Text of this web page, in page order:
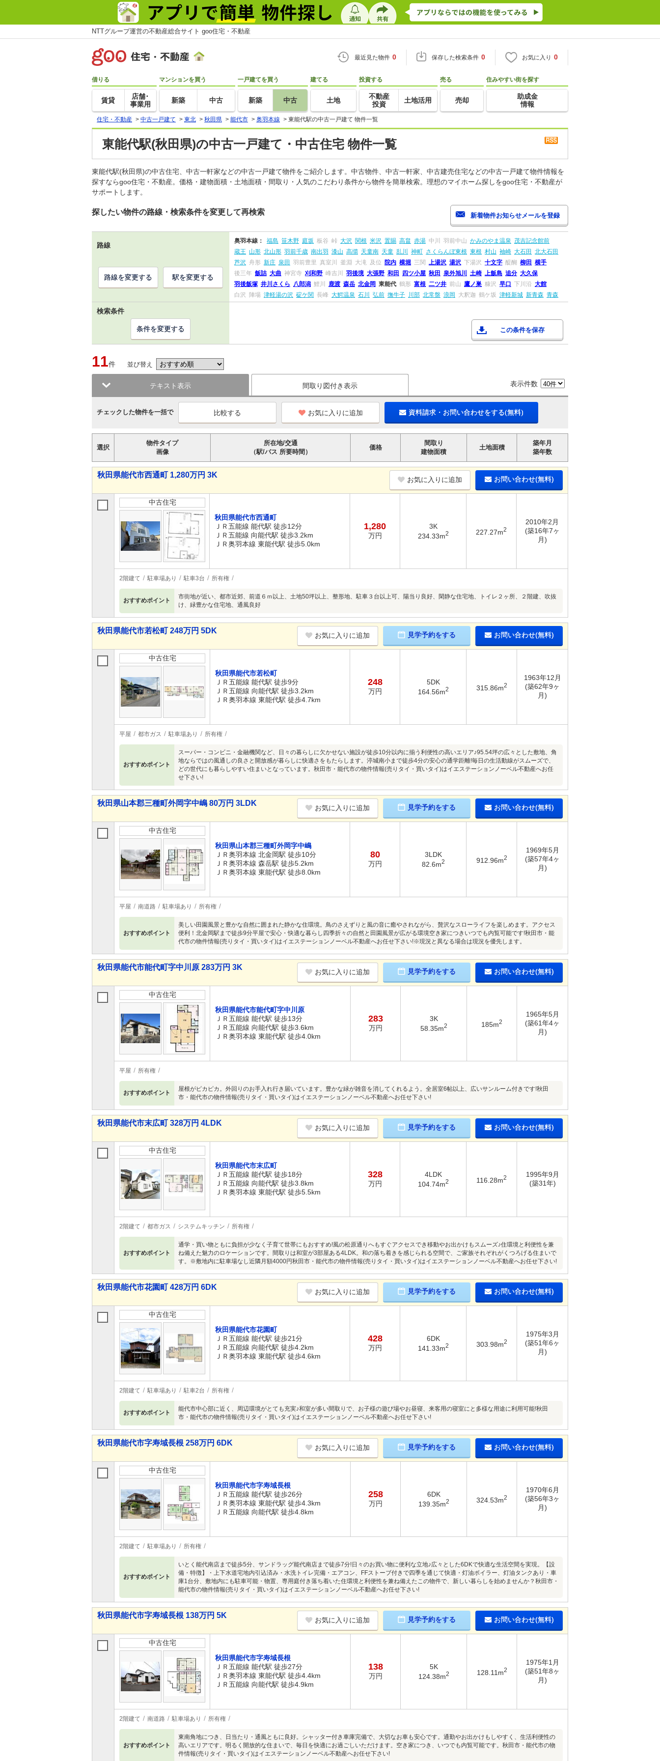
NTTグループ運営の不動産総合サイト goo住宅・不動産
最近見た物件 0 保存した検索条件 0 お気に入り 0
借りる
賃貸
店舗･
事業用
マンションを買う
新築 中古
一戸建てを買う
新築 中古
建てる
土地
投資する
不動産
投資
土地活用
売る
売却
住みやすい街を探す
助成金
情報
住宅・不動産 > 中古一戸建て > 東北 > 秋田県 > 能代市 > 奥羽本線 > 東能代駅の中古一戸建て 物件一覧
東能代駅(秋田県)の中古一戸建て・中古住宅 物件一覧
東能代駅(秋田県)の中古住宅、中古一軒家などの中古一戸建て物件をご紹介します。中古物件、中古一軒家、中古建売住宅などの中古一戸建て物件情報を
探すならgoo住宅・不動産。価格・建物面積・土地面積・間取り・人気のこだわり条件から物件を簡単検索。理想のマイホーム探しをgoo住宅・不動産が
サポートします。
探したい物件の路線・検索条件を変更して再検索
路線
奥羽本線： 福島 笹木野 庭坂 板谷 峠 大沢 関根 米沢 置賜 高畠 赤湯 中川 羽前中山 かみのやま温泉 茂吉記念館前
蔵王 山形 北山形 羽前千歳 南出羽 漆山 高擶 天童南 天童 乱川 神町 さくらんぼ東根 東根 村山 袖崎 大石田 北大石田
芦沢 舟形 新庄 泉田 羽前豊里 真室川 釜淵 大滝 及位 院内 横堀 三関 上湯沢 湯沢 下湯沢 十文字 醍醐 柳田 横手
後三年 飯詰 大曲 神宮寺 刈和野 峰吉川 羽後境 大張野 和田 四ツ小屋 秋田 泉外旭川 土崎 上飯島 追分 大久保
羽後飯塚 井川さくら 八郎潟 鯉川 鹿渡 森岳 北金岡 東能代 鶴形 富根 二ツ井 前山 鷹ノ巣 糠沢 早口 下川沿 大館
白沢
陣場 津軽湯の沢 碇ケ関 長峰 大鰐温泉 石川 弘前 撫牛子 川部 北常盤 浪岡 大釈迦 鶴ケ坂 津軽新城 新青森 青森
路線を変更する 駅を変更する
検索条件
この条件を保存
条件を変更する
11件 並び替え
テキスト表示 間取り図付き表示 表示件数
チェックした物件を一括で お気に入りに追加 資料請求・お問い合わせをする(無料)
選択
物件タイプ
画像
所在地/交通
（駅/バス 所要時間）
価格
間取り
建物面積
土地面積
築年月
築年数
秋田県能代市西通町 1,280万円 3K
お気に入りに追加 お問い合わせ(無料)
中古住宅
秋田県能代市西通町
ＪＲ五能線 能代駅 徒歩12分
ＪＲ五能線 向能代駅 徒歩3.2km
ＪＲ奥羽本線 東能代駅 徒歩5.0km
1,280
万円
3K
234.33m2 227.27m2
2010年2月
(築16年7ヶ
月)
2階建て 駐車場あり 駐車3台 所有権
おすすめポイント
市街地が近い、都市近郊、前道６ｍ以上、土地50坪以上、整形地、駐車３台以上可、陽当り良好、閑静な住宅地、トイレ２ヶ所、２階建、吹抜
け、緑豊かな住宅地、通風良好
秋田県能代市若松町 248万円 5DK
お気に入りに追加 見学予約をする お問い合わせ(無料)
中古住宅
秋田県能代市若松町
ＪＲ五能線 能代駅 徒歩9分
ＪＲ五能線 向能代駅 徒歩3.2km
ＪＲ奥羽本線 東能代駅 徒歩4.7km
248
万円
5DK
164.56m2 315.86m2
1963年12月
(築62年9ヶ
月)
平屋 都市ガス 駐車場あり 所有権
おすすめポイント
スーパー・コンビニ・金融機関など、日々の暮らしに欠かせない施設が徒歩10分以内に揃う利便性の高いエリア♪95.54坪の広々とした敷地、角
地ならではの風通しの良さと開放感が暮らしに快適さをもたらします。渟城南小まで徒歩4分の安心の通学距離!毎日の生活動線がスムーズで、
どの世代にも暮らしやすい住まいとなっています。秋田市・能代市の物件情報(売りタイ・買いタイ)はイエステーションノーベル不動産へお任
せ下さい!
秋田県山本郡三種町外岡字中嶋 80万円 3LDK
お気に入りに追加 見学予約をする お問い合わせ(無料)
中古住宅
秋田県山本郡三種町外岡字中嶋
ＪＲ奥羽本線 北金岡駅 徒歩10分
ＪＲ奥羽本線 森岳駅 徒歩5.2km
ＪＲ奥羽本線 東能代駅 徒歩8.0km
80
万円
3LDK
82.6m2 912.96m2
1969年5月
(築57年4ヶ
月)
平屋 南道路 駐車場あり 所有権
おすすめポイント
美しい田園風景と豊かな自然に囲まれた静かな住環境。鳥のさえずりと風の音に癒やされながら、贅沢なスローライフを楽しめます。アクセス
便利！北金岡駅まで徒歩9分平屋で安心・快適な暮らし四季折々の自然と田園風景が広がる環境空き家につきいつでも内覧可能です!秋田市・能
代市の物件情報(売りタイ・買いタイ)はイエステーションノーベル不動産へお任せ下さい!※現況と異なる場合は現況を優先します。
秋田県能代市能代町字中川原 283万円 3K
お気に入りに追加 見学予約をする お問い合わせ(無料)
中古住宅
秋田県能代市能代町字中川原
ＪＲ五能線 能代駅 徒歩13分
ＪＲ五能線 向能代駅 徒歩3.6km
ＪＲ奥羽本線 東能代駅 徒歩4.0km
283
万円
3K
58.35m2 185m2
1965年5月
(築61年4ヶ
月)
平屋 所有権
おすすめポイント
屋根がピカピカ。外回りのお手入れ行き届いています。豊かな緑が雑音を消してくれるよう。全居室6帖以上、広いサンルーム付きです!秋田
市・能代市の物件情報(売りタイ・買いタイ)はイエステーションノーベル不動産へお任せ下さい!
秋田県能代市末広町 328万円 4LDK
お気に入りに追加 見学予約をする お問い合わせ(無料)
中古住宅
秋田県能代市末広町
ＪＲ五能線 能代駅 徒歩18分
ＪＲ五能線 向能代駅 徒歩3.8km
ＪＲ奥羽本線 東能代駅 徒歩5.5km
328
万円
4LDK
104.74m2 116.28m2
1995年9月
(築31年)
2階建て 都市ガス システムキッチン 所有権
おすすめポイント
通学・買い物ともに負担が少なく子育て世帯にもおすすめ!風の松原通りへもすぐアクセスでき移動やお出かけもスムーズ♪住環境と利便性を兼
ね備えた魅力のロケーションです。間取りは和室が3部屋ある4LDK。和の落ち着きを感じられる空間で、ご家族それぞれがくつろげる住まいで
す。※敷地内に駐車場なし近隣月額4000円秋田市・能代市の物件情報(売りタイ・買いタイ)はイエステーションノーベル不動産へお任せ下さい!
秋田県能代市花園町 428万円 6DK
お気に入りに追加 見学予約をする お問い合わせ(無料)
中古住宅
秋田県能代市花園町
ＪＲ五能線 能代駅 徒歩21分
ＪＲ五能線 向能代駅 徒歩4.2km
ＪＲ奥羽本線 東能代駅 徒歩4.6km
428
万円
6DK
141.33m2 303.98m2
1975年3月
(築51年6ヶ
月)
2階建て 駐車場あり 駐車2台 所有権
おすすめポイント
能代市中心部に近く、周辺環境がとても充実♪和室が多い間取りで、お子様の遊び場やお昼寝、来客用の寝室にと多様な用途に利用可能!秋田
市・能代市の物件情報(売りタイ・買いタイ)はイエステーションノーベル不動産へお任せ下さい!
秋田県能代市字寿域長根 258万円 6DK
お気に入りに追加 見学予約をする お問い合わせ(無料)
中古住宅
秋田県能代市字寿域長根
ＪＲ五能線 能代駅 徒歩26分
ＪＲ奥羽本線 東能代駅 徒歩4.3km
ＪＲ五能線 向能代駅 徒歩4.8km
258
万円
6DK
139.35m2 324.53m2
1970年6月
(築56年3ヶ
月)
2階建て 駐車場あり 所有権
おすすめポイント
いとく能代南店まで徒歩5分、サンドラッグ能代南店まで徒歩7分!日々のお買い物に便利な立地♪広々とした6DKで快適な生活空間を実現。【設
備・特徴】・上下水道宅地内引込済み・水洗トイレ完備・エアコン、FFストーブ付きで四季を通じて快適・灯油ボイラー、灯油タンクあり・車
庫1台分、敷地内にも駐車可能・物置、専用庭付き落ち着いた住環境と利便性を兼ね備えたこの物件で、新しい暮らしを始めませんか？秋田市・
能代市の物件情報(売りタイ・買いタイ)はイエステーションノーベル不動産へお任せ下さい!
秋田県能代市字寿域長根 138万円 5K
お気に入りに追加 見学予約をする お問い合わせ(無料)
中古住宅
秋田県能代市字寿域長根
ＪＲ五能線 能代駅 徒歩27分
ＪＲ奥羽本線 東能代駅 徒歩4.4km
ＪＲ五能線 向能代駅 徒歩4.9km
138
万円
5K
124.38m2 128.11m2
1975年1月
(築51年8ヶ
月)
2階建て 南道路 駐車場あり 所有権
おすすめポイント
東南角地につき、日当たり・通風ともに良好。シャッター付き車庫完備で、大切なお車も安心です。通勤やお出かけもしやすく、生活利便性の
高いエリアです。明るく開放的な住まいで、毎日を快適にお過ごしいただけます。空き家につき、いつでも内覧可能です。秋田市・能代市の物
件情報(売りタイ・買いタイ)はイエステーションノーベル不動産へお任せ下さい!